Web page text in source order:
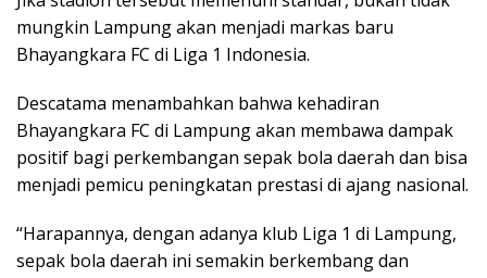
mungkin Lampung akan menjadi markas baru
Bhayangkara FC di Liga 1 Indonesia.
Descatama menambahkan bahwa kehadiran
Bhayangkara FC di Lampung akan membawa dampak
positif bagi perkembangan sepak bola daerah dan bisa
menjadi pemicu peningkatan prestasi di ajang nasional.
“Harapannya, dengan adanya klub Liga 1 di Lampung,
sepak bola daerah ini semakin berkembang dan